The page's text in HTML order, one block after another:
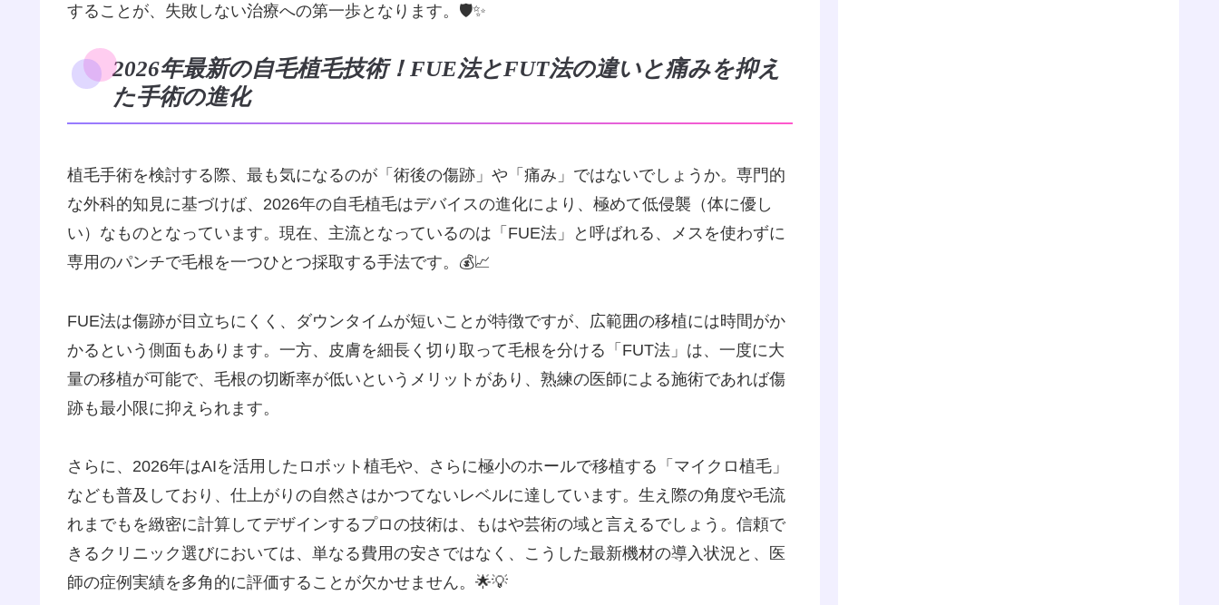
することが、失敗しない治療への第一歩となります。🛡️✨
2026年最新の自毛植毛技術！FUE法とFUT法の違いと痛みを抑え
た手術の進化
植毛手術を検討する際、最も気になるのが「術後の傷跡」や「痛み」ではないでしょうか。専門的
な外科的知見に基づけば、2026年の自毛植毛はデバイスの進化により、極めて低侵襲（体に優し
い）なものとなっています。現在、主流となっているのは「FUE法」と呼ばれる、メスを使わずに
専用のパンチで毛根を一つひとつ採取する手法です。💰📈
FUE法は傷跡が目立ちにくく、ダウンタイムが短いことが特徴ですが、広範囲の移植には時間がか
かるという側面もあります。一方、皮膚を細長く切り取って毛根を分ける「FUT法」は、一度に大
量の移植が可能で、毛根の切断率が低いというメリットがあり、熟練の医師による施術であれば傷
跡も最小限に抑えられます。
さらに、2026年はAIを活用したロボット植毛や、さらに極小のホールで移植する「マイクロ植毛」
なども普及しており、仕上がりの自然さはかつてないレベルに達しています。生え際の角度や毛流
れまでもを緻密に計算してデザインするプロの技術は、もはや芸術の域と言えるでしょう。信頼で
きるクリニック選びにおいては、単なる費用の安さではなく、こうした最新機材の導入状況と、医
師の症例実績を多角的に評価することが欠かせません。🌟💡